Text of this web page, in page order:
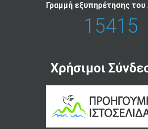
Γραμμή εξυπηρέτησης
15415
Χρήσιμοι